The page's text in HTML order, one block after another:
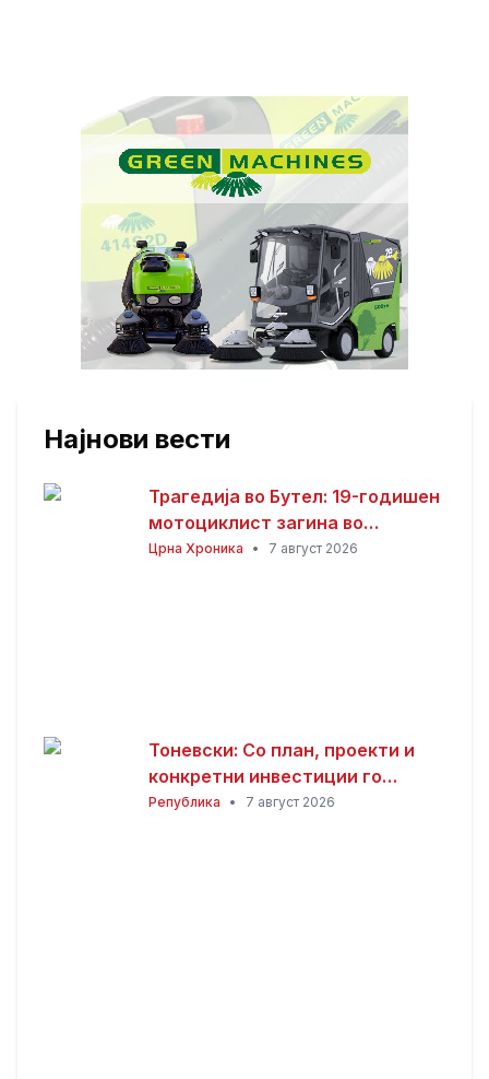
Најнови вести
Трагедија во Бутел: 19-годишен
мотоциклист загина во
сообраќајна несреќа
Црна Хроника • 7 август 2026
Тоневски: Со план, проекти и
конкретни инвестиции го
развиваме секое населено
Република • 7 август 2026